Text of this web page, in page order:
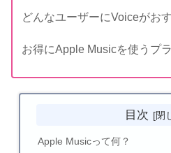
どんなユーザーにVoiceがお
お得にApple Musicを使うプ
目次
Apple Musicって何？